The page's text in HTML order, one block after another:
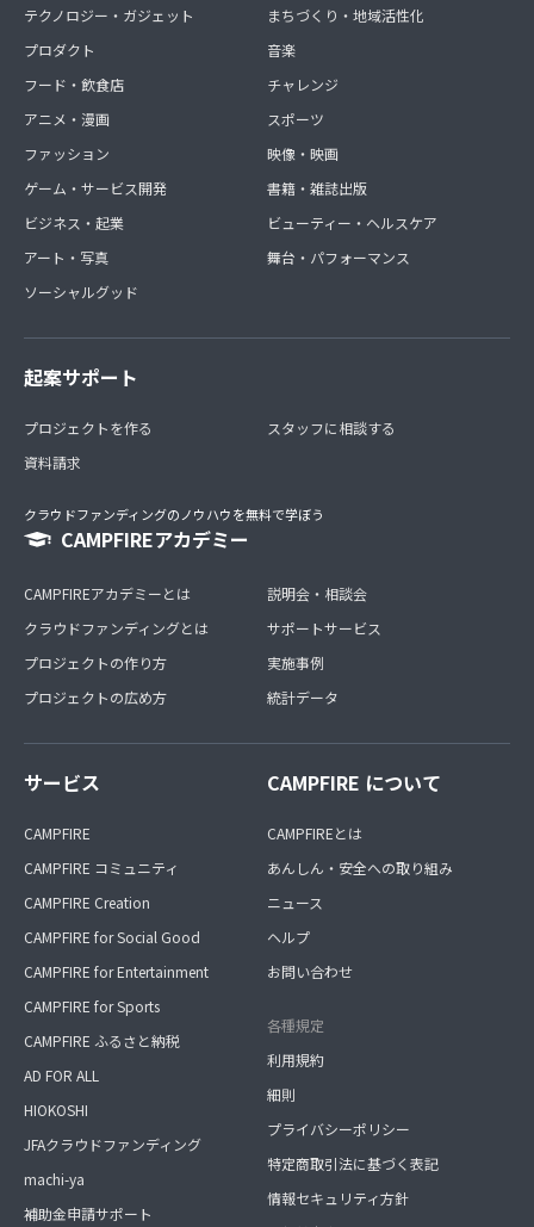
テクノロジー・ガジェット
プロダクト
フード・飲食店
アニメ・漫画
ファッション
ゲーム・サービス開発
ビジネス・起業
アート・写真
ソーシャルグッド
まちづくり・地域活性化
音楽
チャレンジ
スポーツ
映像・映画
書籍・雑誌出版
ビューティー・ヘルスケア
舞台・パフォーマンス
起案サポート
プロジェクトを作る
資料請求
スタッフに相談する
クラウドファンディングのノウハウを無料で学ぼう
CAMPFIREアカデミー
CAMPFIREアカデミーとは
クラウドファンディングとは
プロジェクトの作り方
プロジェクトの広め方
説明会・相談会
サポートサービス
実施事例
統計データ
サービス
CAMPFIRE
CAMPFIRE コミュニティ
CAMPFIRE Creation
CAMPFIRE for Social Good
CAMPFIRE for Entertainment
CAMPFIRE for Sports
CAMPFIRE ふるさと納税
AD FOR ALL
HIOKOSHI
JFAクラウドファンディング
machi-ya
補助金申請サポート
CAMPFIRE について
CAMPFIREとは
あんしん・安全への取り組み
ニュース
ヘルプ
お問い合わせ
各種規定
利用規約
細則
プライバシーポリシー
特定商取引法に基づく表記
情報セキュリティ方針